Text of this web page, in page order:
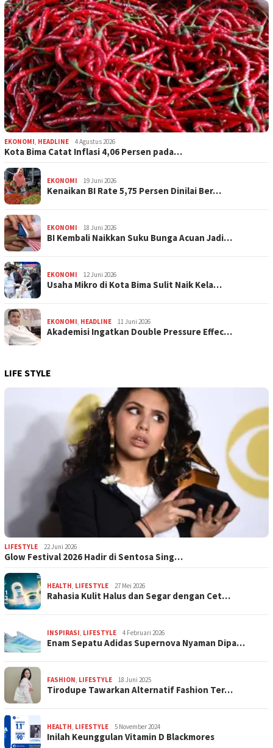
EKONOMI, HEADLINE 4 Agustus 2026
Kota Bima Catat Inflasi 4,06 Persen pada…
EKONOMI 19 Juni 2026
Kenaikan BI Rate 5,75 Persen Dinilai Ber…
EKONOMI 18 Juni 2026
BI Kembali Naikkan Suku Bunga Acuan Jadi…
EKONOMI 12 Juni 2026
Usaha Mikro di Kota Bima Sulit Naik Kela…
EKONOMI, HEADLINE 11 Juni 2026
Akademisi Ingatkan Double Pressure Effec…
LIFE STYLE
LIFESTYLE 22 Juni 2026
Glow Festival 2026 Hadir di Sentosa Sing…
HEALTH LIFESTYLE 27 Mei 2026
Rahasia Kulit Halus dan Segar dengan Cet…
INSPIRASI LIFESTYLE 4 Februari 2026
Enam Sepatu Adidas Supernova Nyaman Dipa…
FASHION LIFESTYLE 18 Juni 2025
Tirodupe Tawarkan Alternatif Fashion Ter…
HEALTH LIFESTYLE 5 November 2024
Inilah Keunggulan Vitamin D Blackmores